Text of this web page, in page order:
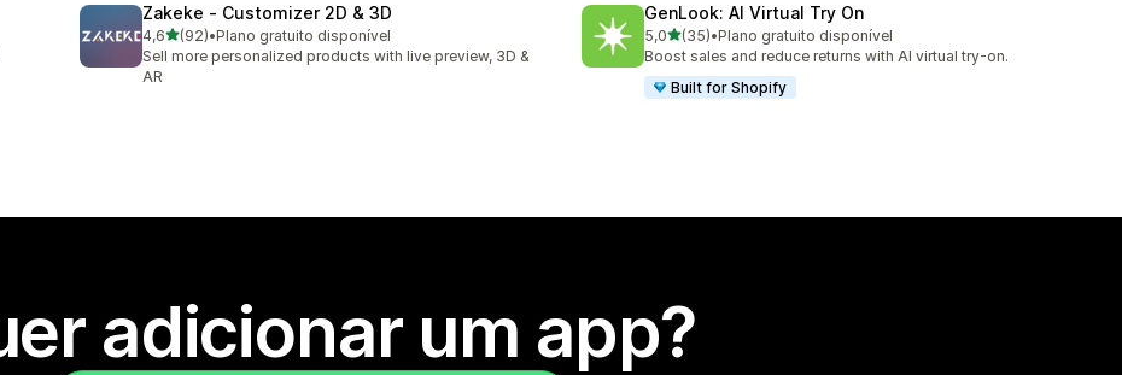
Zakeke ‑ Customizer 2D & 3D
4,6de 5 estrelas
(92)
92 avaliações ao todo
•Plano gratuito disponível
Sell more personalized products with live preview, 3D &
AR
GenLook: AI Virtual Try On
5,0de 5 estrelas
(35)
35 avaliações ao todo
•Plano gratuito disponível
Boost sales and reduce returns with AI virtual try-on.
Built for Shopify
adicionar um app?